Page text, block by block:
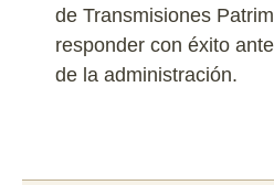
de Transmisiones
responder con éxito
de la administración.